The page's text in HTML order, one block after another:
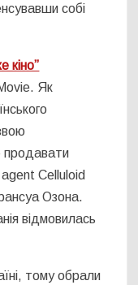
собі
кіно”
Як
продавати
Celluloid
Озона.
відмовилась
тому обрали